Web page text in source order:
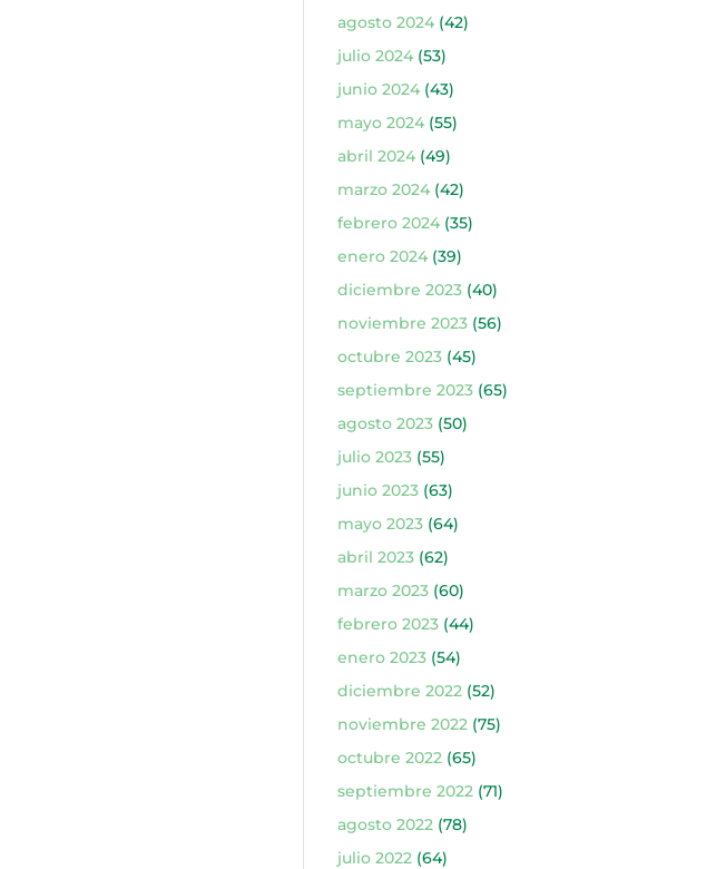
agosto 2024(42)
julio 2024(53)
junio 2024(43)
mayo 2024(55)
abril 2024(49)
marzo 2024(42)
febrero 2024(35)
enero 2024(39)
diciembre 2023(40)
noviembre 2023(56)
octubre 2023(45)
septiembre 2023(65)
agosto 2023(50)
julio 2023(55)
junio 2023(63)
mayo 2023(64)
abril 2023(62)
marzo 2023(60)
febrero 2023(44)
enero 2023(54)
diciembre 2022(52)
noviembre 2022(75)
octubre 2022(65)
septiembre 2022(71)
agosto 2022(78)
julio 2022(64)